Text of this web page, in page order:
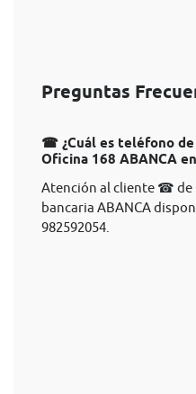
Preguntas
☎ ¿Cuál es teléfono
Oficina 168 ABANCA
Atención al cliente ☎ de
bancaria ABANCA
982592054.